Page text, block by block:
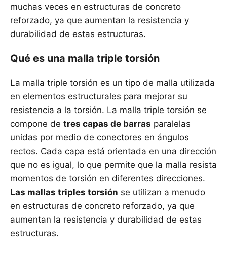
muchas veces en estructuras de concreto
reforzado, ya que aumentan la resistencia y
durabilidad de estas estructuras.
Qué es una malla triple torsión
La malla triple torsión es un tipo de malla utilizada
en elementos estructurales para mejorar su
resistencia a la torsión. La malla triple torsión se
compone de tres capas de barras paralelas
unidas por medio de conectores en ángulos
rectos. Cada capa está orientada en una dirección
que no es igual, lo que permite que la malla resista
momentos de torsión en diferentes direcciones.
Las mallas triples torsión se utilizan a menudo
en estructuras de concreto reforzado, ya que
aumentan la resistencia y durabilidad de estas
estructuras.